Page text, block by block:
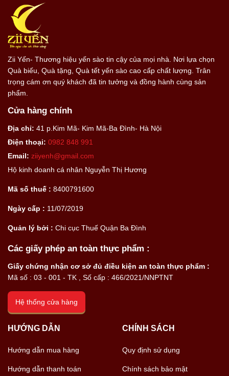
Zii Yến- Thương hiệu yến sào tin cậy của mọi nhà. Nơi lựa chọn
Quà biếu, Quà tặng, Quà tết yến sào cao cấp chất lượng. Trân
trọng cám ơn quý khách đã tin tưởng và đồng hành cùng sản
phẩm.
Cửa hàng chính
Địa chỉ: 41 p.Kim Mã- Kim Mã-Ba Đình- Hà Nội
Điện thoại: 0982 848 991
Email: ziiyenh@gmail.com
Hộ kinh doanh cá nhân Nguyễn Thị Hương
Mã số thuế : 8400791600
Ngày cấp : 11/07/2019
Quản lý bởi : Chi cục Thuế Quận Ba Đình
Các giấy phép an toàn thực phẩm :
Giấy chứng nhận cơ sở đủ điều kiện an toàn thực phẩm :
Mã số : 03 - 001 - TK , Số cấp : 466/2021/NNPTNT
Hệ thống cửa hàng
HƯỚNG DẪN
Hướng dẫn mua hàng
Hướng dẫn thanh toán
CHÍNH SÁCH
Quy định sử dụng
Chính sách bảo mật